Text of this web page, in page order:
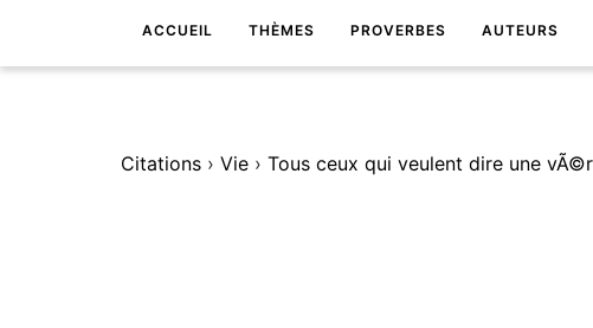
ACCUEIL THÈMES PROVERBES AUTEURS
Citations › Vie ›